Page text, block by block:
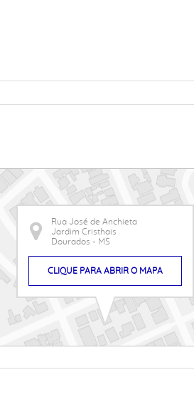
Rua José de Anchieta
Jardim Cristhais
Dourados - MS
CLIQUE PARA ABRIR O MAPA